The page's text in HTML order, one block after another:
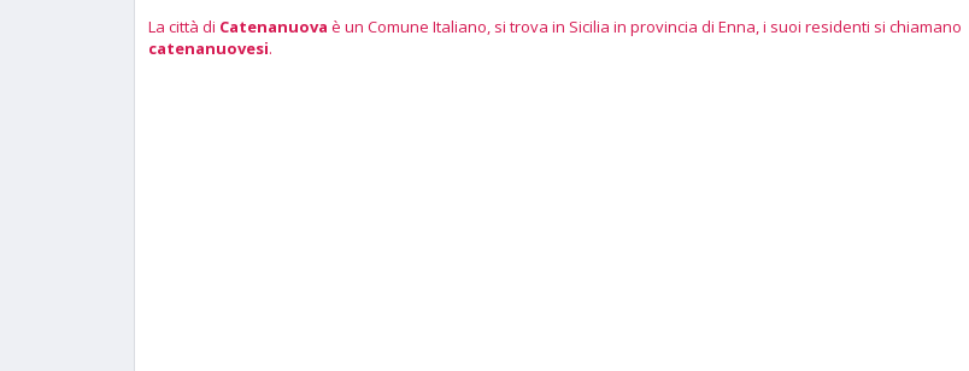
La città di Catenanuova è un Comune Italiano, si trova in Sicilia in provincia di Enna, i suoi residenti si chiamano
catenanuovesi.